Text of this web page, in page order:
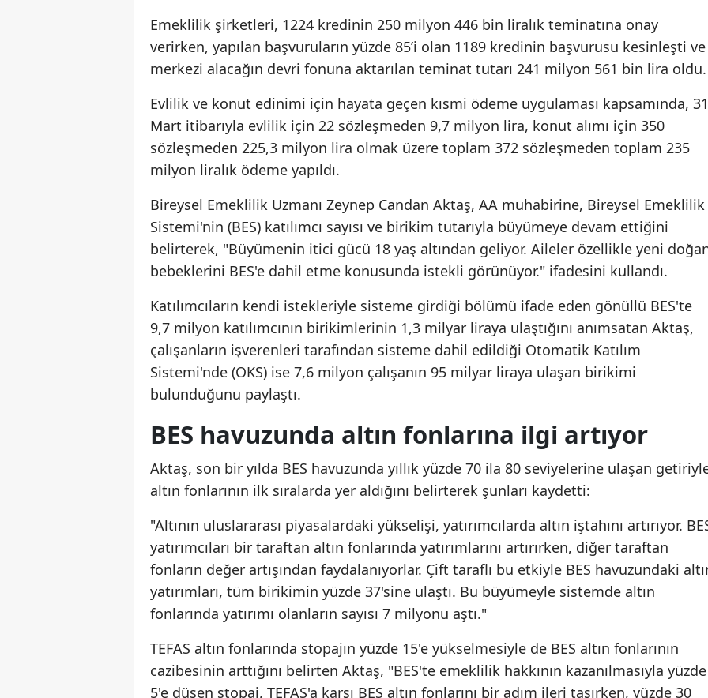
Emeklilik şirketleri, 1224 kredinin 250 milyon 446 bin liralık teminatına onay
verirken, yapılan başvuruların yüzde 85’i olan 1189 kredinin başvurusu kesinleşti ve
merkezi alacağın devri fonuna aktarılan teminat tutarı 241 milyon 561 bin lira oldu.
Evlilik ve konut edinimi için hayata geçen kısmi ödeme uygulaması kapsamında, 31
Mart itibarıyla evlilik için 22 sözleşmeden 9,7 milyon lira, konut alımı için 350
sözleşmeden 225,3 milyon lira olmak üzere toplam 372 sözleşmeden toplam 235
milyon liralık ödeme yapıldı.
Bireysel Emeklilik Uzmanı Zeynep Candan Aktaş, AA muhabirine, Bireysel Emeklilik
Sistemi'nin (BES) katılımcı sayısı ve birikim tutarıyla büyümeye devam ettiğini
belirterek, "Büyümenin itici gücü 18 yaş altından geliyor. Aileler özellikle yeni
bebeklerini BES'e dahil etme konusunda istekli görünüyor." ifadesini kullandı.
Katılımcıların kendi istekleriyle sisteme girdiği bölümü ifade eden gönüllü BES'te
9,7 milyon katılımcının birikimlerinin 1,3 milyar liraya ulaştığını anımsatan Aktaş,
çalışanların işverenleri tarafından sisteme dahil edildiği Otomatik Katılım
Sistemi'nde (OKS) ise 7,6 milyon çalışanın 95 milyar liraya ulaşan birikimi
bulunduğunu paylaştı.
BES havuzunda altın fonlarına ilgi artıyor
Aktaş, son bir yılda BES havuzunda yıllık yüzde 70 ila 80 seviyelerine ulaşan
altın fonlarının ilk sıralarda yer aldığını belirterek şunları kaydetti:
"Altının uluslararası piyasalardaki yükselişi, yatırımcılarda altın iştahını artırıyor.
yatırımcıları bir taraftan altın fonlarında yatırımlarını artırırken, diğer taraftan
fonların değer artışından faydalanıyorlar. Çift taraflı bu etkiyle BES havuzundaki
yatırımları, tüm birikimin yüzde 37'sine ulaştı. Bu büyümeyle sistemde altın
fonlarında yatırımı olanların sayısı 7 milyonu aştı."
TEFAS altın fonlarında stopajın yüzde 15'e yükselmesiyle de BES altın fonlarının
cazibesinin arttığını belirten Aktaş, "BES'te emeklilik hakkının kazanılmasıyla yüzde
5'e düşen stopaj, TEFAS'a karşı BES altın fonlarını bir adım ileri taşırken, yüzde 30